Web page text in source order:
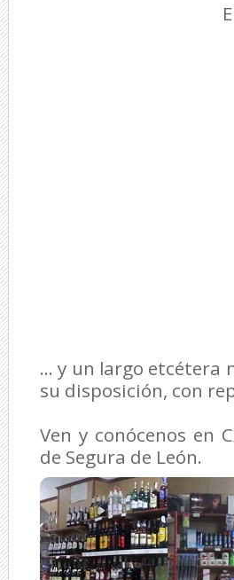
... y un largo etcétera
su disposición, con
Ven y conócenos en
de Segura de León.